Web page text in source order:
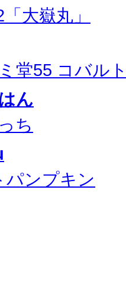
大嶽丸」
堂55 コバル
ん
ち
パンプキン